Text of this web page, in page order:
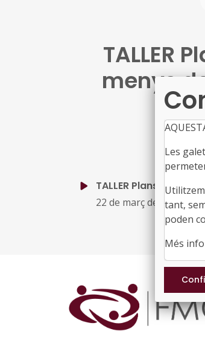
TALLER
menys
TALLER Plans de
22 de març de 2022
Les
tant,
poden
Més